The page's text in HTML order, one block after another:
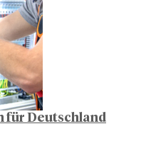
für Deutschland